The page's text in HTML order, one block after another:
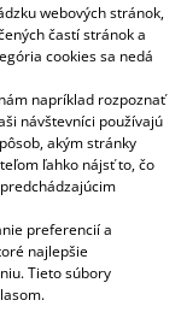
webových stránok,
častí stránok a
cookies sa nedá
napríklad rozpoznať
návštevníci používajú
akým stránky
ľahko nájsť to, čo
preferencií a
najlepšie
Tieto súbory